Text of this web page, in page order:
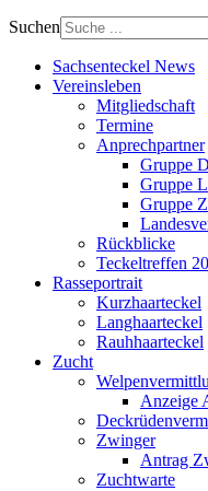
Suchen
Sachsenteckel News
Vereinsleben
Mitgliedschaft
Termine
Anprechpartner
Gruppe
Gruppe
Gruppe
Rückblicke
Teckeltreffen
Rasseportrait
Kurzhaarteckel
Langhaarteckel
Rauhhaarteckel
Zucht
Anzeige
Zwinger
Antrag
Zuchtwarte